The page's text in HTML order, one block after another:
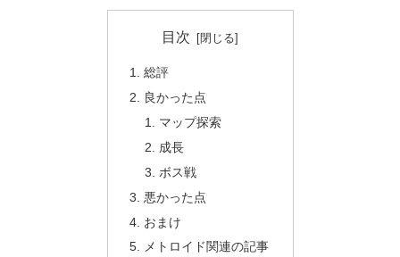
目次
総評
良かった点
マップ探索
成長
ボス戦
悪かった点
おまけ
メトロイド関連の記事